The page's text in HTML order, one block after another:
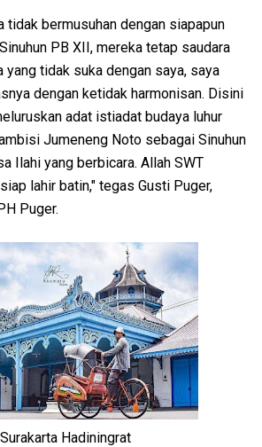
tidak bermusuhan dengan siapapun
PB XII, mereka tetap saudara
yang tidak suka dengan saya, saya
dengan ketidak harmonisan. Disini
adat istiadat budaya luhur
Jumeneng Noto sebagai Sinuhun
Ilahi yang berbicara. Allah SWT
lahir batin," tegas Gusti Puger,
Puger.
Hadiningrat